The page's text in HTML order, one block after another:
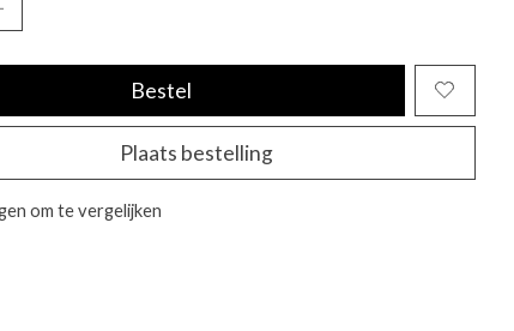
Bestel
Plaats bestelling
om te vergelijken